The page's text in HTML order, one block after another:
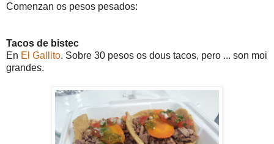
Comenzan os pesos pesados:
Tacos de bistec
En El Gallito. Sobre 30 pesos os dous tacos, pero ... son moi
grandes.